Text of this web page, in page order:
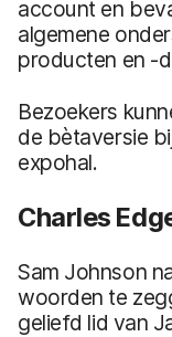
account en
algemene
producten en -
Bezoekers
de bètaversie
expohal.
Charles
Sam Johnson
woorden te
geliefd lid van